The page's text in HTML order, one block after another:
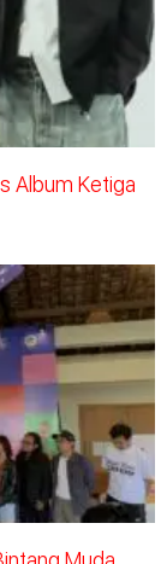
Album Ketiga